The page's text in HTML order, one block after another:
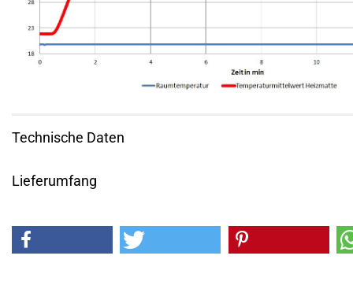
Technische Daten
Lieferumfang